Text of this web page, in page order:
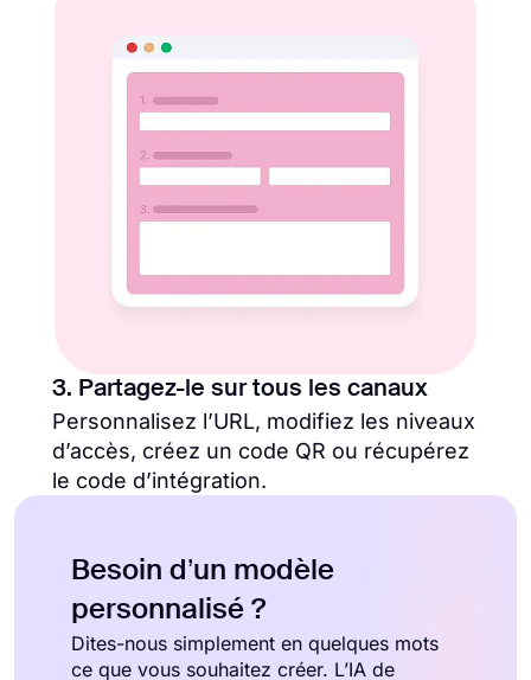
3. Partagez-le sur tous les canaux
Personnalisez l’URL, modifiez les niveaux
d’accès, créez un code QR ou récupérez
le code d’intégration.
Besoin d’un modèle
personnalisé ?
Dites-nous simplement en quelques mots
ce que vous souhaitez créer. L’IA de